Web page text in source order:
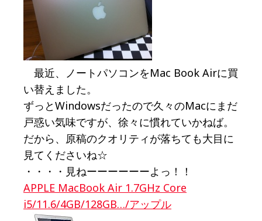
最近、ノートパソコンをMac Book Airに買
い替えました。
ずっとWindowsだったので久々のMacにまだ
戸惑い気味ですが、徐々に慣れていかねば。
だから、原稿のクオリティが落ちても大目に
見てくださいね☆
・・・・見ねーーーーーーよっ！！
APPLE MacBook Air 1.7GHz Core
i5/11.6/4GB/128GB…/アップル